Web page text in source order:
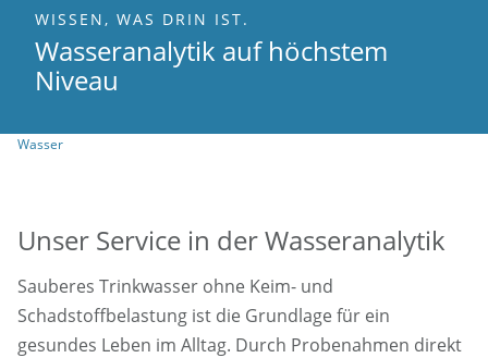
und nach höchsten Qualitätsstandards.
WISSEN, WAS DRIN IST.
Wasseranalytik auf höchstem
Niveau
Wasser
Unser Service in der Wasseranalytik
Sauberes Trinkwasser ohne Keim- und
Schadstoffbelastung ist die Grundlage für ein
gesundes Leben im Alltag. Durch Probenahmen direkt